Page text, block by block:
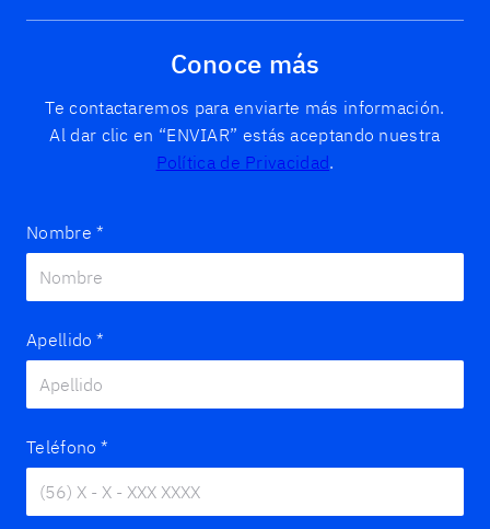
Conoce más
Te contactaremos para enviarte más información.
Al dar clic en “ENVIAR” estás aceptando nuestra
Política de Privacidad.
Nombre *
Apellido *
Teléfono *